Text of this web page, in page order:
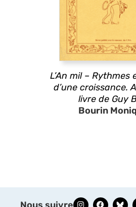
L’An mil – Rythmes
d’une croissance.
livre de Guy
Bourin